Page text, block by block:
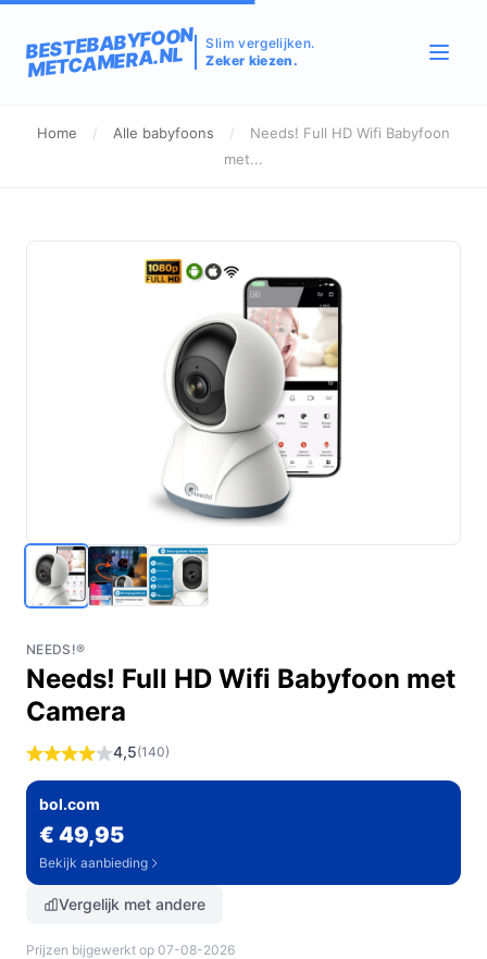
BESTEBABYFOON
METCAMERA.NL
Slim vergelijken.
Zeker kiezen.
Home / Alle babyfoons /
Needs! Full HD Wifi Babyfoon
met...
NEEDS!®
Needs! Full HD Wifi Babyfoon met
Camera
4,5(140)
bol.com
€ 49,95
Bekijk aanbieding
Vergelijk met andere
Prijzen bijgewerkt op 07-08-2026